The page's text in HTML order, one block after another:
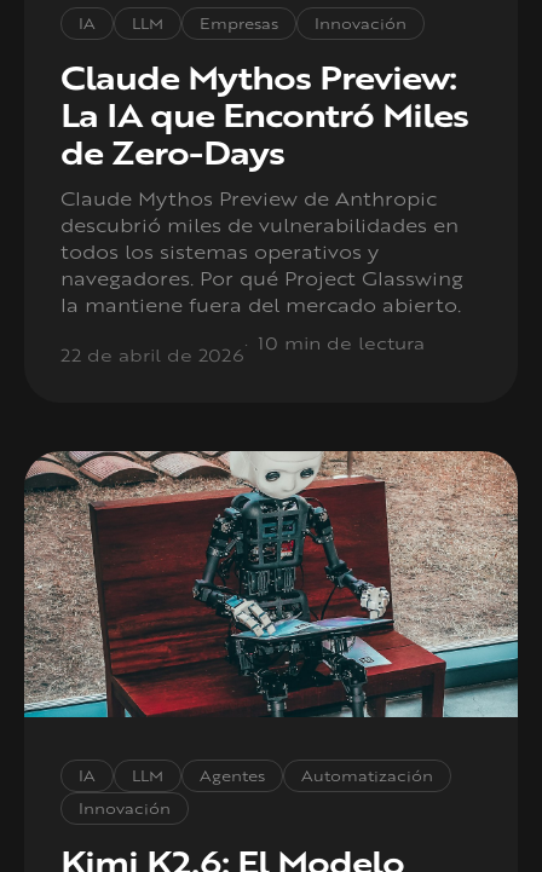
IA LLM Empresas Innovación
Claude Mythos Preview:
La IA que Encontró Miles
de Zero-Days
Claude Mythos Preview de Anthropic
descubrió miles de vulnerabilidades en
todos los sistemas operativos y
navegadores. Por qué Project Glasswing
la mantiene fuera del mercado abierto.
22 de abril de 2026
10 min de lectura
IA LLM Agentes
Automatización
Innovación
Kimi K2.6: El Modelo